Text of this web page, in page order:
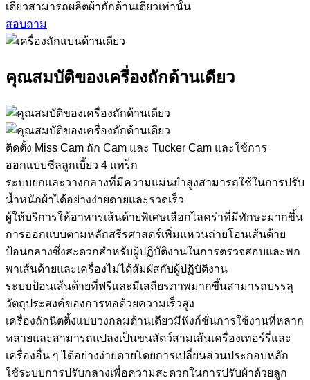
เดียวสามารถผลิตผ้าถักด้านเดียวเท่านั้น
สอบถาม
คุณสมบัติของเครื่องถักด้านเดียว
ติดตั้ง Miss Cam ถัก Cam และ Tucker Cam และใช้การ
ออกแบบซีลลูกเบี้ยว 4 แทร็ก
ระบบยกและวางกลางที่มีความแม่นยำสูงสามารถใช้ในการปรับ
น้ำหนักผ้าได้อย่างง่ายดายและรวดเร็ว
ผู้ให้บริการให้อาหารเส้นด้ายพิเศษเลือกไลคร่าที่มีทักษะมากขึ้น
การออกแบบตามหลักสรีรศาสตร์เพิ่มแหวนถ่ายโอนเส้นด้าย
ป้อนกลางซึ่งสะดวกสำหรับผู้ปฏิบัติงานในการตรวจสอบและพก
พาเส้นด้ายและเครื่องไม่ได้สัมผัสกับผู้ปฏิบัติงาน
ระบบป้อนเส้นด้ายที่ฟรีและมีเสถียรภาพมากขึ้นสามารถบรรลุ
วัตถุประสงค์ของการทอด้วยความเร็วสูง
เครื่องถักนิตติ้งแบบวงกลมด้านเดียวมีฟังก์ชั่นการใช้งานที่หลาก
หลายและสามารถแปลงเป็นขนสัตว์สามเส้นเครื่องเทอร์รี่และ
เครื่องอื่น ๆ ได้อย่างง่ายดายโดยการเปลี่ยนส่วนประกอบหลัก
ใช้ระบบการปรับกลางเพื่อความสะดวกในการปรับผ้าด้วยลูก